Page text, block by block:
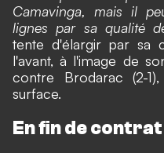
Camavinga, mais il
lignes par sa qualité
tente d'élargir par sa
l'avant, à l'image de
contre Brodarac (2-1)
surface.
En fin de contrat